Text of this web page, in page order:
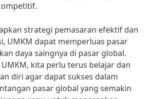
strategi pemasaran efektif dan
UMKM dapat memperluas pasar
daya saingnya di pasar global.
kita perlu terus belajar dan
diri agar dapat sukses dalam
pasar global yang semakin